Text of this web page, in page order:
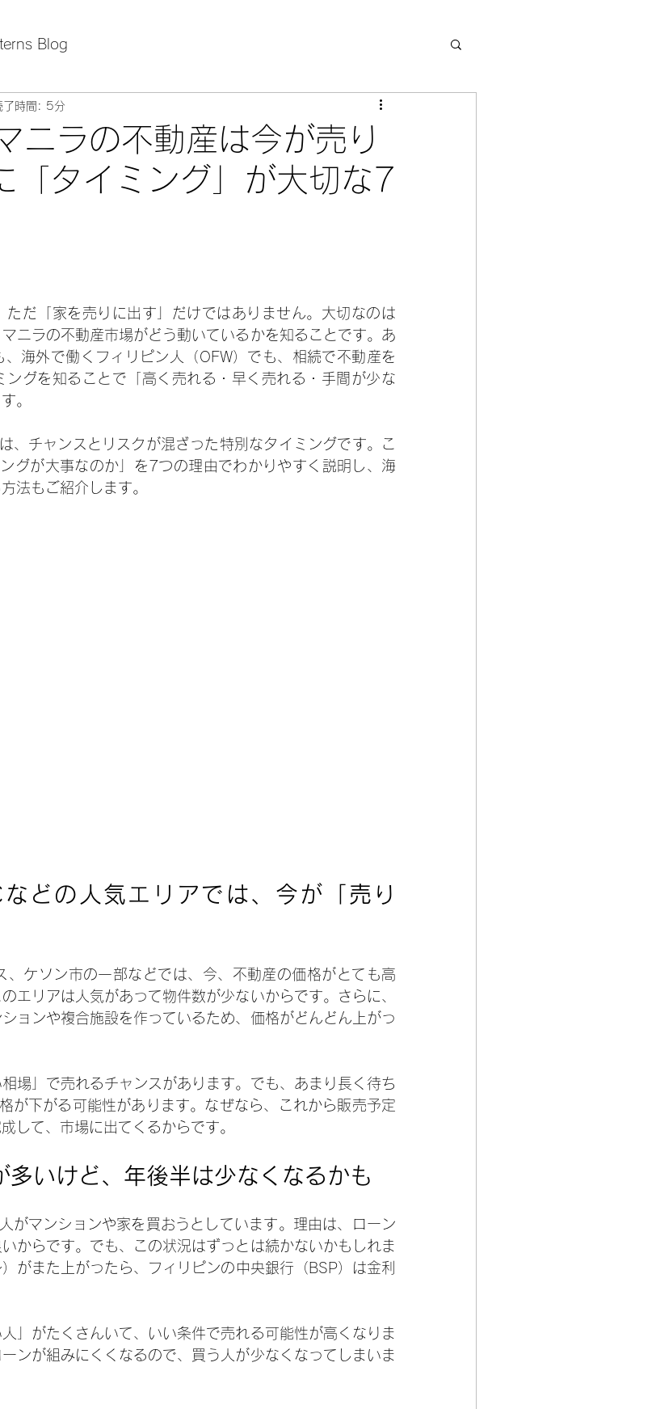
Blog
ニラの不動産は今が売り
タイミング」が大切な7
了時間: 5分
ただ「家を売りに出す」だけではありません。大切なのは
ニラの不動産市場がどう動いているかを知ることです。あ
海外で働くフィリピン人（OFW）でも、相続で不動産を
ングを知ることで「高く売れる・早く売れる・手間が少な
。
、チャンスとリスクが混ざった特別なタイミングです。こ
グが大事なのか」を7つの理由でわかりやすく説明し、海
法もご紹介します。
どの人気エリアでは、今が「売り
、ケソン市の一部などでは、今、不動産の価格がとても高
エリアは人気があって物件数が少ないからです。さらに、
ョンや複合施設を作っているため、価格がどんどん上がっ
場」で売れるチャンスがあります。でも、あまり長く待ち
が下がる可能性があります。なぜなら、これから販売予定
して、市場に出てくるからです。
多いけど、年後半は少なくなるかも
がマンションや家を買おうとしています。理由は、ローン
からです。でも、この状況はずっとは続かないかもしれま
がまた上がったら、フィリピンの中央銀行（BSP）は金利
」がたくさんいて、いい条件で売れる可能性が高くなりま
ンが組みにくくなるので、買う人が少なくなってしまいま